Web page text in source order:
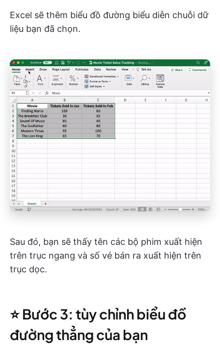
Excel sẽ thêm biểu đồ đường biểu diễn chuỗi dữ
liệu bạn đã chọn.
Sau đó, bạn sẽ thấy tên các bộ phim xuất hiện
trên trục ngang và số vé bán ra xuất hiện trên
trục dọc.
⭐️ Bước 3: tùy chỉnh biểu đồ
đường thẳng của bạn